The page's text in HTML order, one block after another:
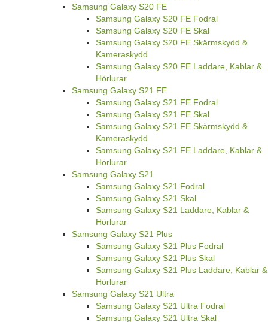
Samsung Galaxy S20 FE
Samsung Galaxy S20 FE Fodral
Samsung Galaxy S20 FE Skal
Samsung Galaxy S20 FE Skärmskydd &
Kameraskydd
Samsung Galaxy S20 FE Laddare, Kablar &
Hörlurar
Samsung Galaxy S21 FE
Samsung Galaxy S21 FE Fodral
Samsung Galaxy S21 FE Skal
Samsung Galaxy S21 FE Skärmskydd &
Kameraskydd
Samsung Galaxy S21 FE Laddare, Kablar &
Hörlurar
Samsung Galaxy S21
Samsung Galaxy S21 Fodral
Samsung Galaxy S21 Skal
Samsung Galaxy S21 Laddare, Kablar &
Hörlurar
Samsung Galaxy S21 Plus
Samsung Galaxy S21 Plus Fodral
Samsung Galaxy S21 Plus Skal
Samsung Galaxy S21 Plus Laddare, Kablar &
Hörlurar
Samsung Galaxy S21 Ultra
Samsung Galaxy S21 Ultra Fodral
Samsung Galaxy S21 Ultra Skal